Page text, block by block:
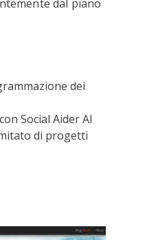
dal piano
dei
Social Aider AI
di progetti